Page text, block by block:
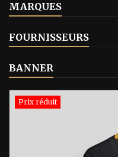
MARQUES
FOURNISSEURS
BANNER
Prix réduit